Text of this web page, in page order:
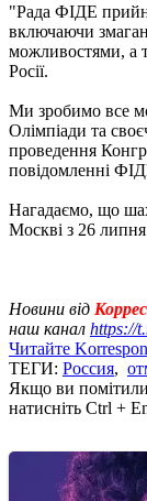
"Рада ФІДЕ
включаючи
можливостями, а
Росії.
Ми зробимо все
Олімпіади та
проведення
повідомленні
Нагадаємо, що
Москві з 26
Новини від
наш канал https://
Читайте
ТЕГИ: Россия,
Якщо ви помітили
натисніть Ctrl +